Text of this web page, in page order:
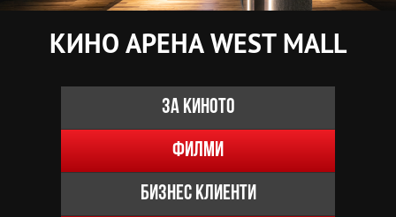
КИНО АРЕНА WEST MALL
За киното
Филми
Бизнес клиенти